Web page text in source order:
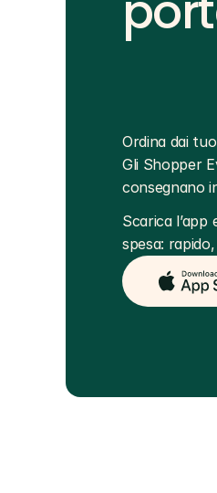
Ordina dai
Gli Shopper
consegnano
Scarica
spesa: